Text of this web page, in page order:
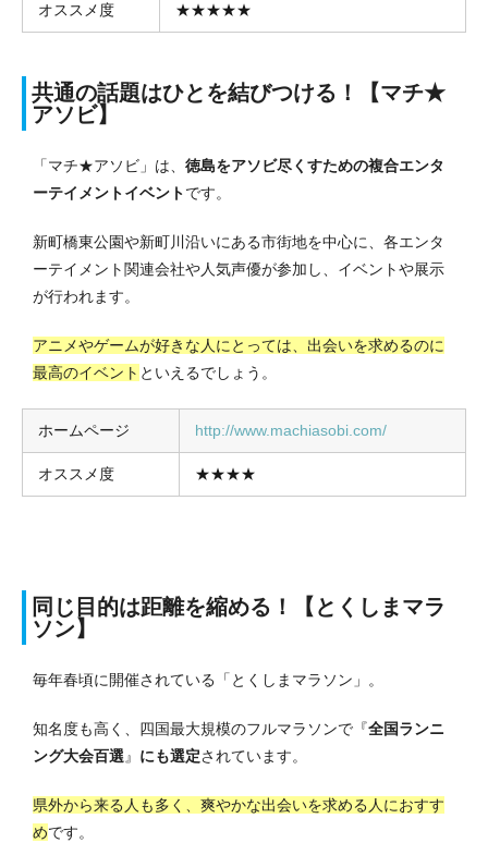
オススメ度 ★★★★★
共通の話題はひとを結びつける！【マチ★
アソビ】
「マチ★アソビ」は、 徳島をアソビ尽くすための複合エンタ
ーテイメントイベントです。
新町橋東公園や新町川沿いにある市街地を中心に、各エンタ
ーテイメント関連会社や人気声優が参加し、イベントや展示
が行われます。
アニメやゲームが好きな人にとっては、出会いを求めるのに
最高のイベント といえるでしょう。
ホームページ http://www.machiasobi.com/
オススメ度 ★★★★
同じ目的は距離を縮める！【とくしまマラ
ソン】
毎年春頃に開催されている「とくしまマラソン」。
知名度も高く、四国最大規模のフルマラソンで『全国ランニ
ング大会百選 』 にも選定されています。
県外から来る人も多く、爽やかな出会いを求める人におすす
めです。